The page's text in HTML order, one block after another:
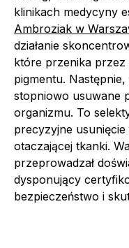
klinikach medycyny
Ambroziak w
działanie
które przenika przez
pigmentu.
stopniowo usuwane
organizmu. To
precyzyjne
otaczającej tkanki.
przeprowadzał
dysponujący
bezpieczeństwo i